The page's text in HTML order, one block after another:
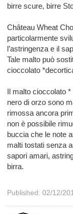
birre scure, birre
Château Wheat
particolarmente
l’astringenza e il
Tale malto può
cioccolato
Il malto cioccolato
nero di orzo sono
rimossa ancora
non è possibile
buccia che le note
malti tostati senza
sapori amari,
birra.
Published: 02/12/